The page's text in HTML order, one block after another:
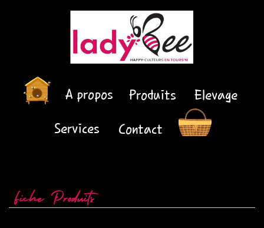
A propos Produits
Elevage
Services
Contact
Fiche Produits